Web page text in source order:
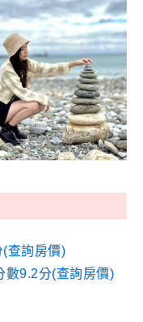
查詢房價)
數9.2分(查詢房價)